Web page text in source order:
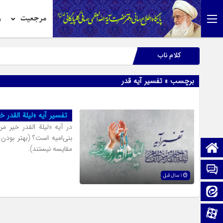
مرجعیت
صفحه نخست
تماس با ما
کلام ناب
برچسب » تفسیر آیه قدر
تفسیر آیه «لیلة
در آیه «لیلة القدر
بنی‌امیه است؟ (بهتر
مقایسه نیستند‌).